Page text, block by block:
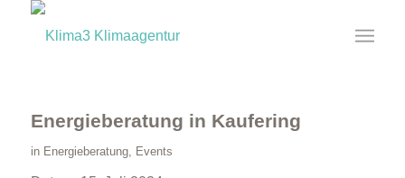
Energieberatung in Kaufering
in Energieberatung, Events